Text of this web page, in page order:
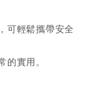
可輕鬆攜帶安全
的實用。